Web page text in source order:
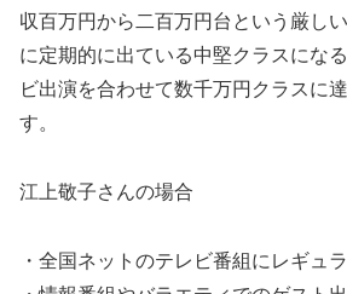
収百万円から二百万円台という厳し
に定期的に出ている中堅クラスにな
ビ出演を合わせて数千万円クラスに
す。
江上敬子さんの場合
・全国ネットのテレビ番組にレギュ